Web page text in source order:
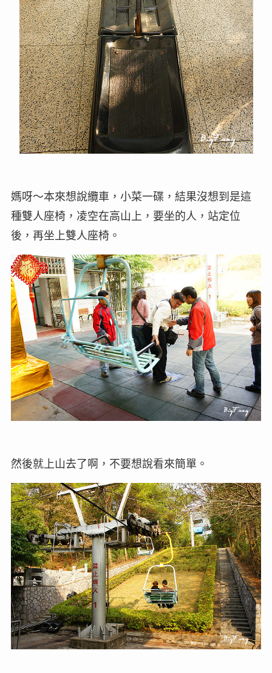
媽呀～本來想說纜車，小菜一碟，結果沒想到是這
種雙人座椅，凌空在高山上，要坐的人，站定位
後，再坐上雙人座椅。
然後就上山去了啊，不要想說看來簡單。